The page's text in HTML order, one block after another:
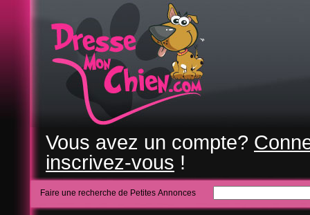
Vous avez un compte?
inscrivez-vous !
Faire une recherche de Petites Annonces